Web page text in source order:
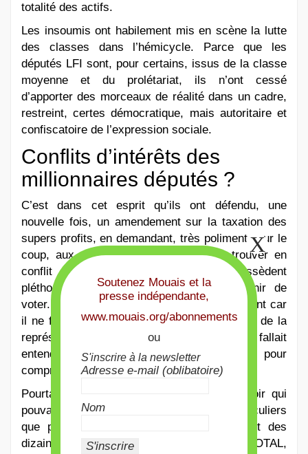
totalité des actifs.
Les insoumis ont habilement mis en scène la lutte
des classes dans l’hémicycle. Parce que les
députés LFI sont, pour certains, issus de la classe
moyenne et du prolétariat, ils n’ont cessé
d’apporter des morceaux de réalité dans un cadre,
restreint, certes démocratique, mais autoritaire et
confiscatoire de l’expression sociale.
Conflits d’intérêts des
millionnaires députés ?
C’est dans cet esprit qu’ils ont défendu, une
nouvelle fois, un amendement sur la taxation des
supers profits, en demandant, très poliment pour le
coup, aux députés qui penseraient se trouver en
conflit d’intérêt, du fait que certains possèdent
pléthore d’actions du CAC40, de s’abstenir de
voter. Nouveau tunnel de rappels au règlement car
il ne faut pas jeter l’opprobre sur l’ensemble de la
représentation nationale voyez-vous, il fallait
entendre ces élus rouges de colère pour
comprendre pourquoi ils sont là.
Pourtant, n’était-ce pas intéressant de savoir qui
pouvait voter plutôt pour ses intérêts particuliers
que pour l’intérêt général ? Qui possèdent des
dizaines de milliers d’euros LVMH, TOTAL,
Soutenez Mouais et la
presse indépendante,
www.mouais.org/abonnements
ou
S'inscrire à la newsletter
Adresse e-mail (oblibatoire)
Nom